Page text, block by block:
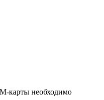
карты необходимо